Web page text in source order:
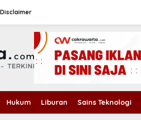
Disclaimer
Hukum Liburan Sains Teknologi